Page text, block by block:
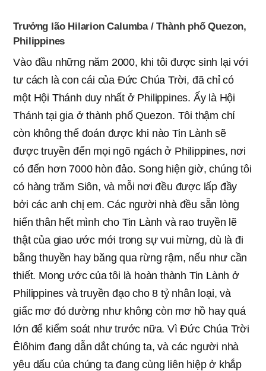
Trưởng lão Hilarion Calumba / Thành phố Quezon,
Philippines
Vào đầu những năm 2000, khi tôi được sinh lại với
tư cách là con cái của Đức Chúa Trời, đã chỉ có
một Hội Thánh duy nhất ở Philippines. Ấy là Hội
Thánh tại gia ở thành phố Quezon. Tôi thậm chí
còn không thể đoán được khi nào Tin Lành sẽ
được truyền đến mọi ngõ ngách ở Philippines, nơi
có đến hơn 7000 hòn đảo. Song hiện giờ, chúng tôi
có hàng trăm Siôn, và mỗi nơi đều được lấp đầy
bởi các anh chị em. Các người nhà đều sẵn lòng
hiến thân hết mình cho Tin Lành và rao truyền lẽ
thật của giao ước mới trong sự vui mừng, dù là đi
bằng thuyền hay băng qua rừng rậm, nếu như cần
thiết. Mong ước của tôi là hoàn thành Tin Lành ở
Philippines và truyền đạo cho 8 tỷ nhân loại, và
giấc mơ đó dường như không còn mơ hồ hay quá
lớn để kiểm soát như trước nữa. Vì Đức Chúa Trời
Êlôhim đang dẫn dắt chúng ta, và các người nhà
yêu dấu của chúng ta đang cùng liên hiệp ở khắp